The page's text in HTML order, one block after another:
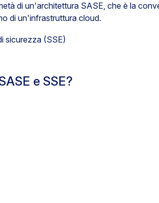
di un'architettura SASE, che è la
di un'infrastruttura cloud.
e SSE?